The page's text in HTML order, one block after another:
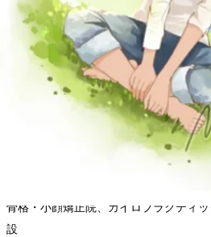
橋本駅周辺には「ドンキホーテ」スポ
食店「wappoi」
「auショップ」、託児所「レイモンド
古着屋 トレジャーファクトリースタ
ゲームセンター「アドアーズ」「モス
映画館「MOVIX」「イオン」「アリオ」
骨格・小顔矯正院、カイロプラクティ
設